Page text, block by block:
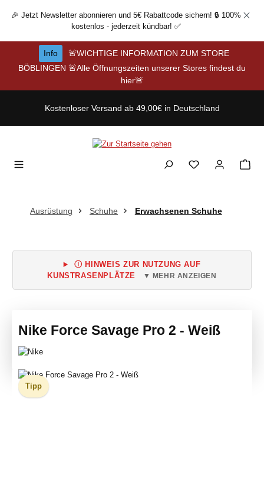
Zum Hauptinhalt springen
🎉 Jetzt Newsletter abonnieren und 5€ Rabattcode sichern! 🔒 100%
kostenlos - jederzeit kündbar! ✅
Info
🚨WICHTIGE INFORMATION ZUM STORE
BÖBLINGEN 🚨Alle Öffnungszeiten unserer Stores findest du
hier🚨
Kostenloser Versand ab 49,00€ in Deutschland
Ausrüstung Schuhe Erwachsenen Schuhe
Ⓘ HINWEIS ZUR NUTZUNG AUF
KUNSTRASENPLÄTZE
▼ MEHR ANZEIGEN
Nike Force Savage Pro 2 - Weiß
Bildergalerie überspringen
Tipp